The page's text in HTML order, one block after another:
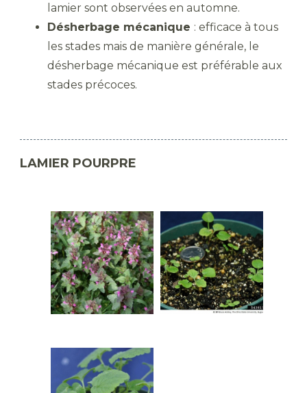
lamier sont observées en automne.
Désherbage mécanique : efficace à tous
les stades mais de manière générale, le
désherbage mécanique est préférable aux
stades précoces.
LAMIER POURPRE